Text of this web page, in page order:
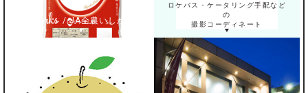
ロケバス・ケータリング手配など
の
撮影コーディネート
/ JA全農いしかわ